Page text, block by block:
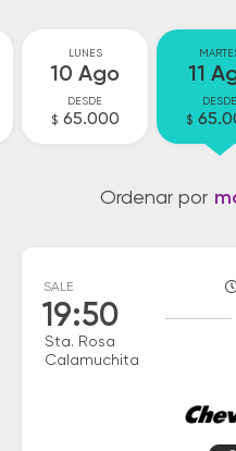
LUNES
10 Ago
DESDE
$ 65.000
11
DESDE
$
Ordenar por
SALE
19:50
Sta. Rosa
Calamuchita